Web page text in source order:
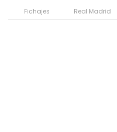
Fichajes
Real Madrid